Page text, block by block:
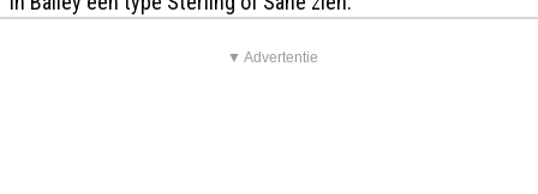
▼ Advertentie